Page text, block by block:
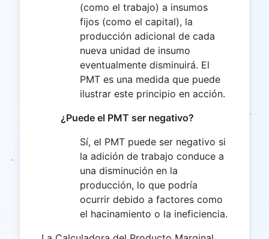
(como el trabajo) a insumos
fijos (como el capital), la
producción adicional de cada
nueva unidad de insumo
eventualmente disminuirá. El
PMT es una medida que puede
ilustrar este principio en acción.
¿Puede el PMT ser negativo?
Sí, el PMT puede ser negativo si
la adición de trabajo conduce a
una disminución en la
producción, lo que podría
ocurrir debido a factores como
el hacinamiento o la ineficiencia.